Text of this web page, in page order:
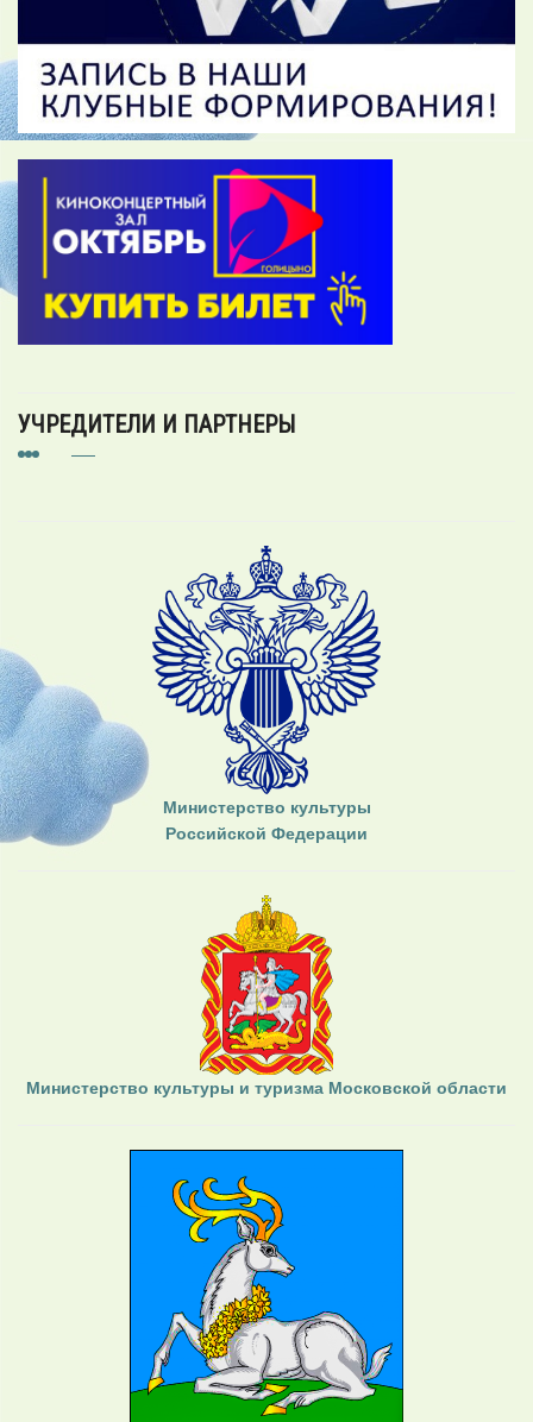
УЧРЕДИТЕЛИ И ПАРТНЕРЫ
Министерство культуры
Российской Федерации
Министерство культуры и туризма Московской области